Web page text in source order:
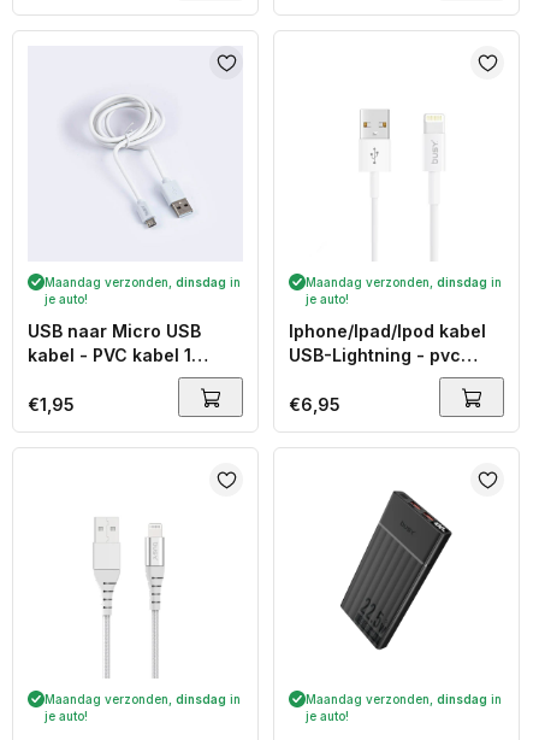
prijs
prijs
Maandag verzonden, dinsdag in
je auto!
USB naar Micro USB
kabel - PVC kabel 1
Normale
prijs
€1,95
Maandag verzonden, dinsdag in
je auto!
Iphone/Ipad/Ipod kabel
USB-Lightning - pvc
kabel 1,2 meter lang
Normale
prijs
€6,95
Maandag verzonden, dinsdag in
je auto!
Maandag verzonden, dinsdag in
je auto!